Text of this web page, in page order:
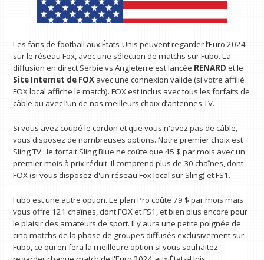
Les fans de football aux États-Unis peuvent regarder l’Euro 2024
sur le réseau Fox, avec une sélection de matchs sur Fubo. La
diffusion en direct Serbie vs Angleterre est lancée RENARD et le
Site Internet de FOX avec une connexion valide (si votre affilié
FOX local affiche le match). FOX est inclus avec tous les forfaits de
câble ou avec l’un de nos meilleurs choix d’antennes TV.
Si vous avez coupé le cordon et que vous n'avez pas de câble,
vous disposez de nombreuses options. Notre premier choix est
Sling TV : le forfait Sling Blue ne coûte que 45 $ par mois avec un
premier mois à prix réduit. Il comprend plus de 30 chaînes, dont
FOX (si vous disposez d'un réseau Fox local sur Sling) et FS1.
Fubo est une autre option. Le plan Pro coûte 79 $ par mois mais
vous offre 121 chaînes, dont FOX et FS1, et bien plus encore pour
le plaisir des amateurs de sport. Il y aura une petite poignée de
cinq matchs de la phase de groupes diffusés exclusivement sur
Fubo, ce qui en fera la meilleure option si vous souhaitez